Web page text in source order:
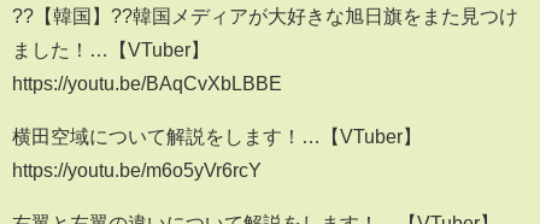
??【韓国】??韓国メディアが大好きな旭日旗をまた見つけ
ました！…【VTuber】
https://youtu.be/BAqCvXbLBBE
横田空域について解説をします！…【VTuber】
https://youtu.be/m6o5yVr6rcY